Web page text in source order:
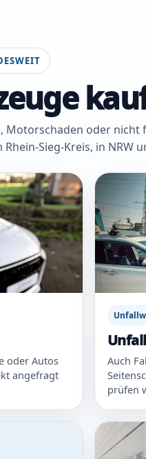
Motorschaden oder
Sieg-Kreis, in NRW
oder Autos
angefragt
Auch
prüfen